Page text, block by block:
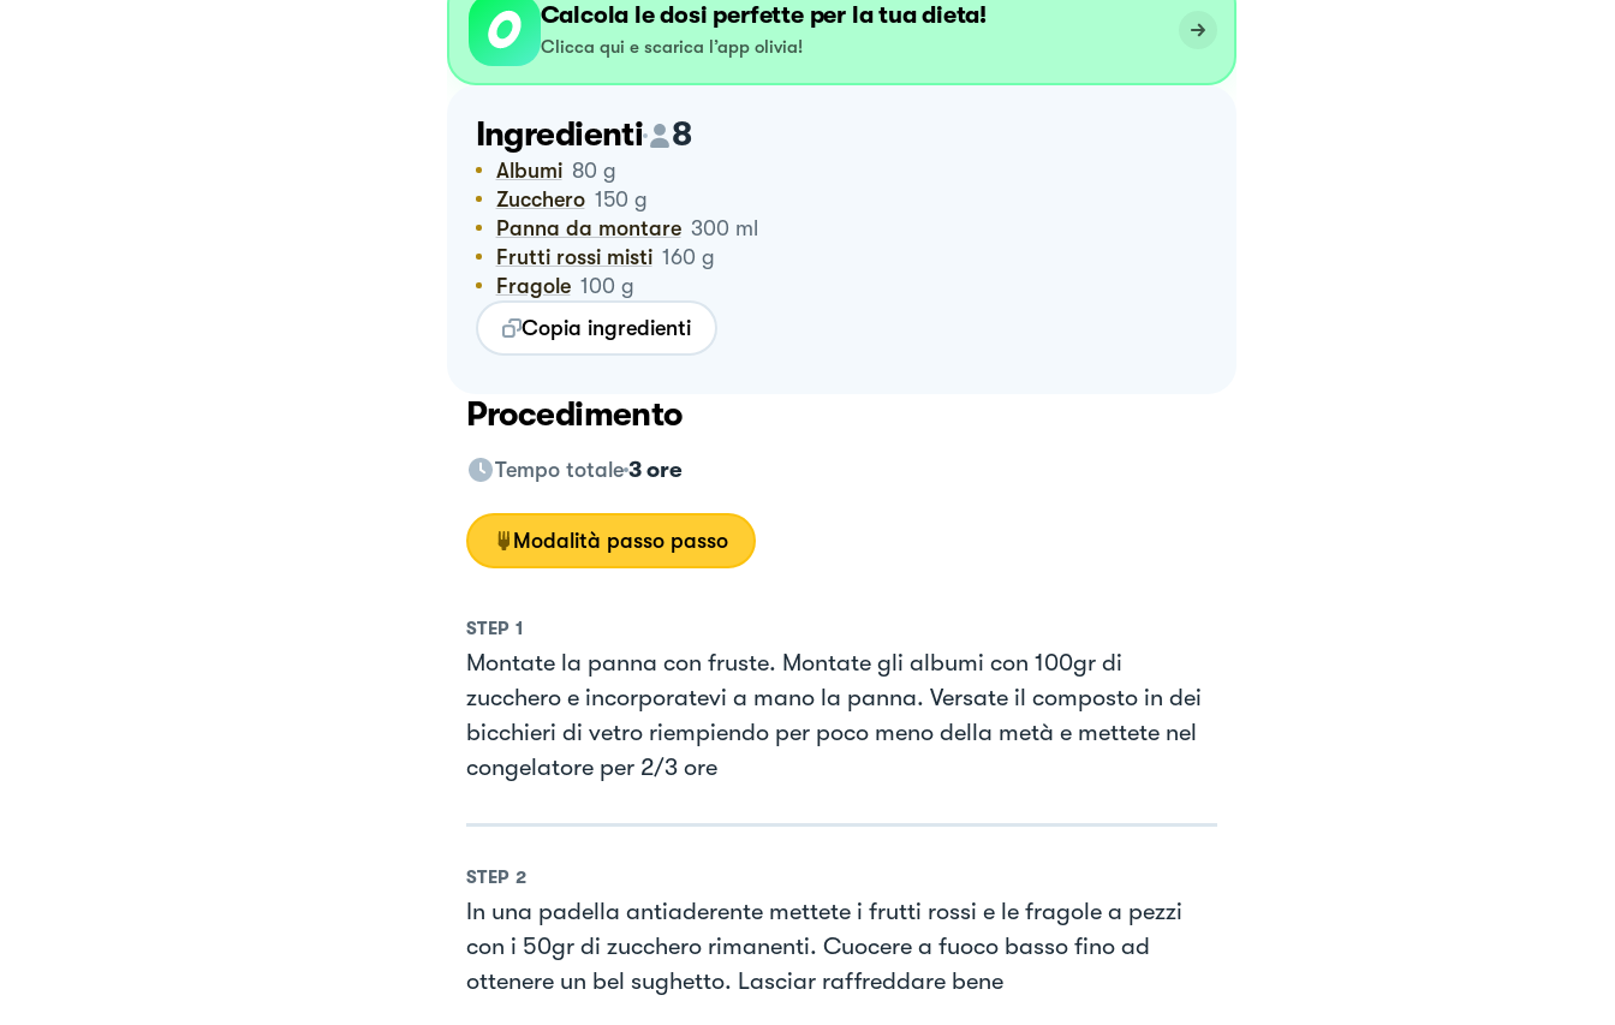
Calcola le dosi perfette per la tua dieta!
Clicca qui e scarica l’app olivia!
Ingredienti 8
Albumi 80 g
Zucchero 150 g
Panna da montare 300 ml
Frutti rossi misti 160 g
Fragole 100 g
Copia ingredienti
Procedimento
Tempo totale 3 ore
Modalità passo passo
STEP 1
Montate la panna con fruste. Montate gli albumi con 100gr di
zucchero e incorporatevi a mano la panna. Versate il composto in dei
bicchieri di vetro riempiendo per poco meno della metà e mettete nel
congelatore per 2/3 ore
STEP 2
In una padella antiaderente mettete i frutti rossi e le fragole a pezzi
con i 50gr di zucchero rimanenti. Cuocere a fuoco basso fino ad
ottenere un bel sughetto. Lasciar raffreddare bene